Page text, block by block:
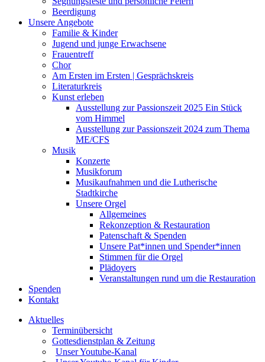
Beerdigung
Unsere Angebote
Familie & Kinder
Jugend und junge Erwachsene
Frauentreff
Chor
Am Ersten im Ersten | Gesprächskreis
Literaturkreis
Kunst erleben
Ausstellung zur Passionszeit 2025 Ein Stück
vom Himmel
Ausstellung zur Passionszeit 2024 zum Thema
ME/CFS
Musik
Konzerte
Musikforum
Musikaufnahmen und die Lutherische
Stadtkirche
Unsere Orgel
Allgemeines
Rekonzeption & Restauration
Patenschaft & Spenden
Unsere Pat*innen und Spender*innen
Stimmen für die Orgel
Plädoyers
Veranstaltungen rund um die Restauration
Spenden
Kontakt
Aktuelles
Terminübersicht
Gottesdienstplan & Zeitung
Unser Youtube-Kanal